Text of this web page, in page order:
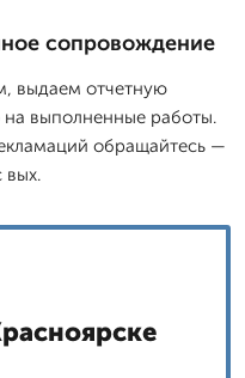
сопровождение
выдаем отчетную
выполненные работы.
обращайтесь —